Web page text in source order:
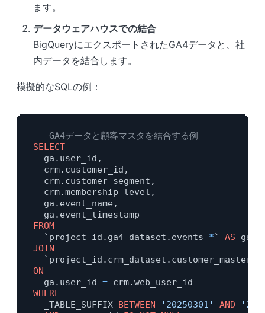
ます。
データウェアハウスでの結合
BigQueryにエクスポートされたGA4データと、社
内データを結合します。
模擬的なSQLの例：
-- GA4データと顧客マスタを結合する例
SELECT
  ga.user_id,
  crm.customer_id,
  crm.customer_segment,
  crm.membership_level,
  ga.event_name,
FROM
  `project_id.ga4_dataset.events_
*` AS
JOIN
  `project_id.crm_dataset.customer_master`
ON
  ga.user_id
=
WHERE
  _TABLE_SUFFIX
BETWEEN '20250301' AND